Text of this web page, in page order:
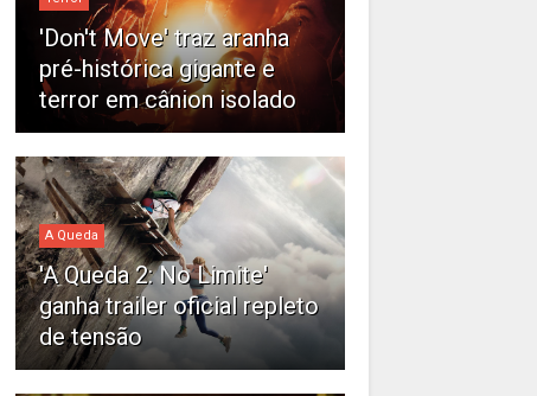
'Don't Move' traz aranha
pré-histórica gigante e
terror em cânion isolado
A Queda
'A Queda 2: No Limite'
ganha trailer oficial repleto
de tensão